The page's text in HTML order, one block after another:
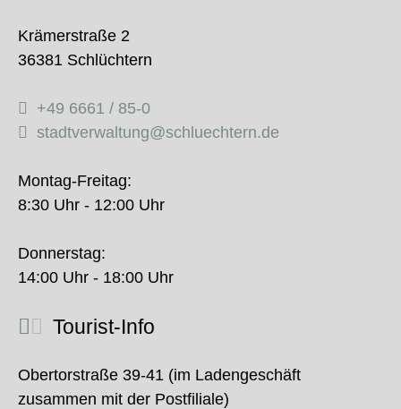
Krämerstraße 2
36381 Schlüchtern
+49 6661 / 85-0
stadtverwaltung@schluechtern.de
Montag-Freitag:
8:30 Uhr - 12:00 Uhr
Donnerstag:
14:00 Uhr - 18:00 Uhr
Tourist-Info
Obertorstraße 39-41 (im Ladengeschäft
zusammen mit der Postfiliale)